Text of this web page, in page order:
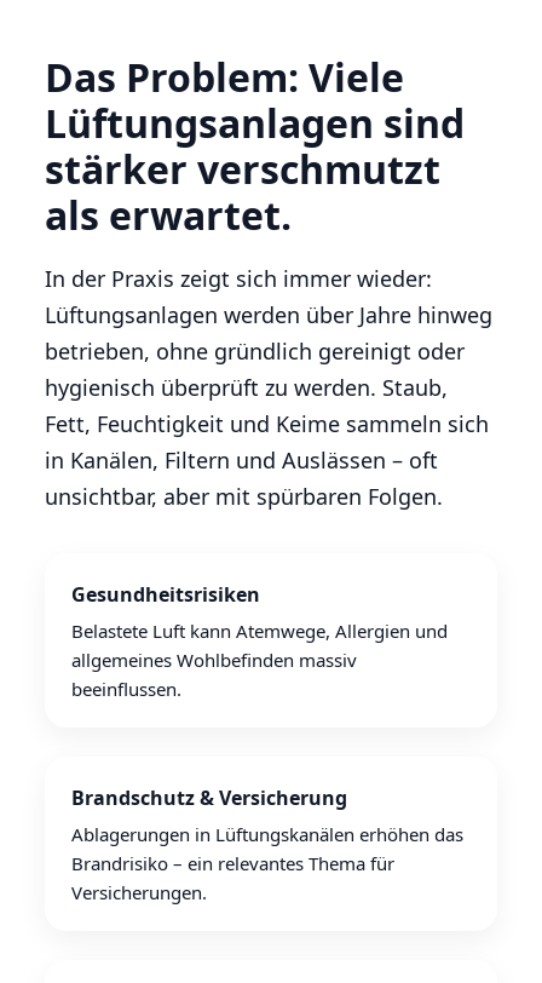
Das Problem: Viele
Lüftungsanlagen sind
stärker verschmutzt
als erwartet.
In der Praxis zeigt sich immer wieder:
Lüftungsanlagen werden über Jahre hinweg
betrieben, ohne gründlich gereinigt oder
hygienisch überprüft zu werden. Staub,
Fett, Feuchtigkeit und Keime sammeln sich
in Kanälen, Filtern und Auslässen – oft
unsichtbar, aber mit spürbaren Folgen.
Gesundheitsrisiken
Belastete Luft kann Atemwege, Allergien und
allgemeines Wohlbefinden massiv
beeinflussen.
Brandschutz & Versicherung
Ablagerungen in Lüftungskanälen erhöhen das
Brandrisiko – ein relevantes Thema für
Versicherungen.